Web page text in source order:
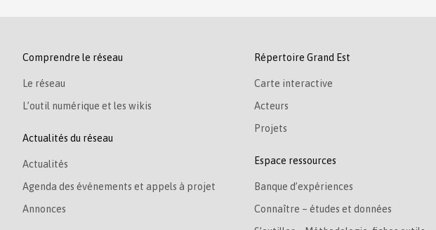
Comprendre le réseau
Le réseau
L’outil numérique et les wikis
Actualités du réseau
Actualités
Agenda des événements et appels à projet
Annonces
Répertoire Grand Est
Carte interactive
Acteurs
Projets
Espace ressources
Banque d’expériences
Connaître – études et données